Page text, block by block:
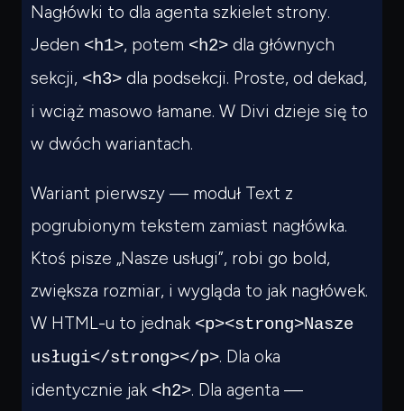
Nagłówki to dla agenta szkielet strony.
Jeden <h1>, potem <h2> dla głównych
sekcji, <h3> dla podsekcji. Proste, od dekad,
i wciąż masowo łamane. W Divi dzieje się to
w dwóch wariantach.
Wariant pierwszy — moduł Text z
pogrubionym tekstem zamiast nagłówka.
Ktoś pisze „Nasze usługi”, robi go bold,
zwiększa rozmiar, i wygląda to jak nagłówek.
W HTML-u to jednak <p><strong>Nasze
usługi</strong></p>. Dla oka
identycznie jak <h2>. Dla agenta —